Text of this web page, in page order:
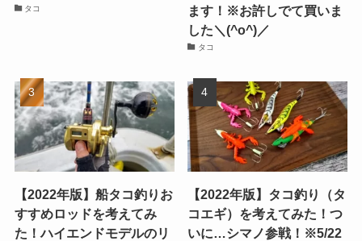
タコ
ます！※お許しでて買いま
した＼(^o^)／
タコ
【2022年版】船タコ釣りお
すすめロッドを考えてみ
た！ハイエンドモデルのリ
【2022年版】タコ釣り（タ
コエギ）を考えてみた！つ
いに…シマノ参戦！※5/22